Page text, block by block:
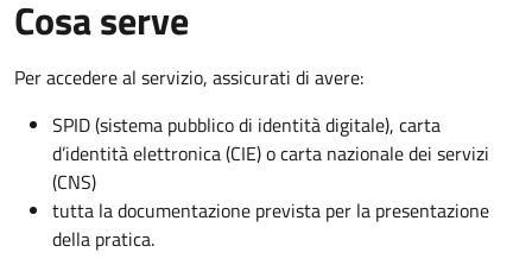
Cosa serve
Per accedere al servizio, assicurati di avere:
SPID (sistema pubblico di identità digitale), carta
d’identità elettronica (CIE) o carta nazionale dei servizi
(CNS)
tutta la documentazione prevista per la presentazione
della pratica.